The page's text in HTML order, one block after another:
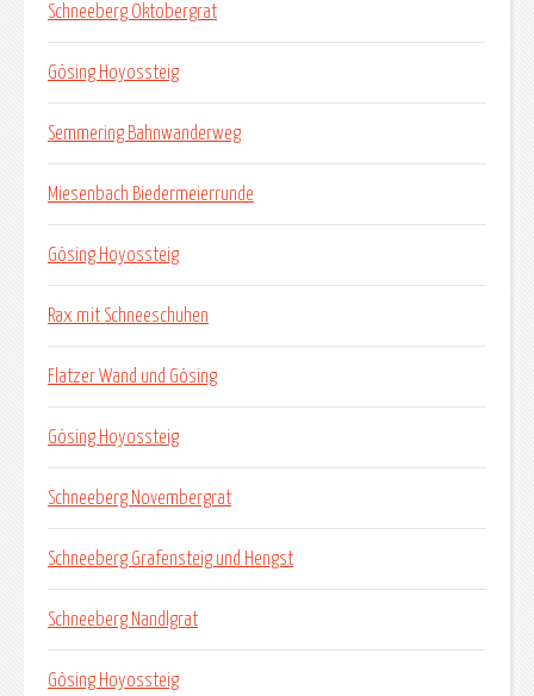
Schneeberg Oktobergrat
Gösing Hoyossteig
Semmering Bahnwanderweg
Miesenbach Biedermeierrunde
Gösing Hoyossteig
Rax mit Schneeschuhen
Flatzer Wand und Gösing
Gösing Hoyossteig
Schneeberg Novembergrat
Schneeberg Grafensteig und Hengst
Schneeberg Nandlgrat
Gösing Hoyossteig